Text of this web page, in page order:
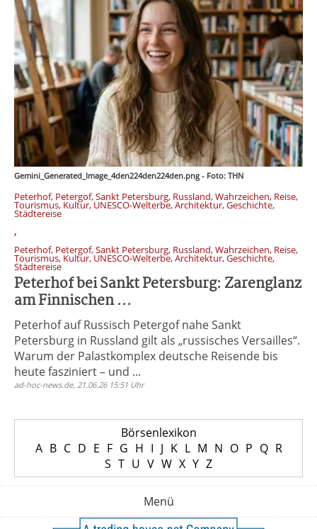
Gemini_Generated_Image_4den224den224den.png - Foto: THN
Peterhof, Petergof, Sankt Petersburg, Russland, Wahrzeichen, Reise,
Tourismus, Kultur, UNESCO-Welterbe, Architektur, Geschichte,
Städtereise
,
Peterhof, Petergof, Sankt Petersburg, Russland, Wahrzeichen, Reise,
Tourismus, Kultur, UNESCO-Welterbe, Architektur, Geschichte,
Städtereise
Peterhof bei Sankt Petersburg: Zarenglanz
am Finnischen ...
Peterhof auf Russisch Petergof nahe Sankt
Petersburg in Russland gilt als „russisches Versailles“.
Warum der Palastkomplex deutsche Reisende bis
heute fasziniert – und ...
ad-hoc-news.de, 21.06.26 15:51 Uhr
Börsenlexikon
A B C D E F G H I J K L M N O P Q R
S T U V W X Y Z
Menü